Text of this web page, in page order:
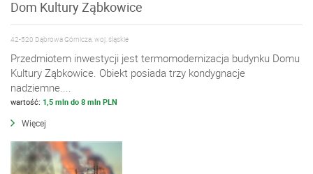
Dom Kultury Ząbkowice
42-520 Dąbrowa Górnicza, woj. śląskie
Przedmiotem inwestycji jest termomodernizacja budynku Domu
Kultury Ząbkowice. Obiekt posiada trzy kondygnacje
nadziemne....
wartość: 1,5 mln do 8 mln PLN
Więcej